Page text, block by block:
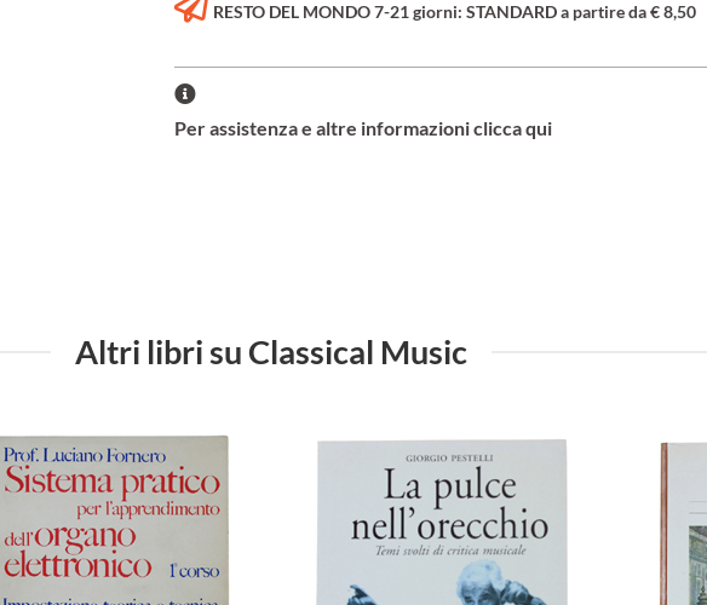
RESTO DEL MONDO 7-21 giorni: STANDARD a partire da € 8,50
Per assistenza e altre informazioni clicca qui
Altri libri su Classical Music